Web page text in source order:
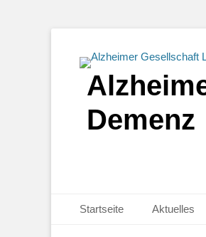
Demenz
Primäres Menü
Inhalt
Startseite Aktuelles